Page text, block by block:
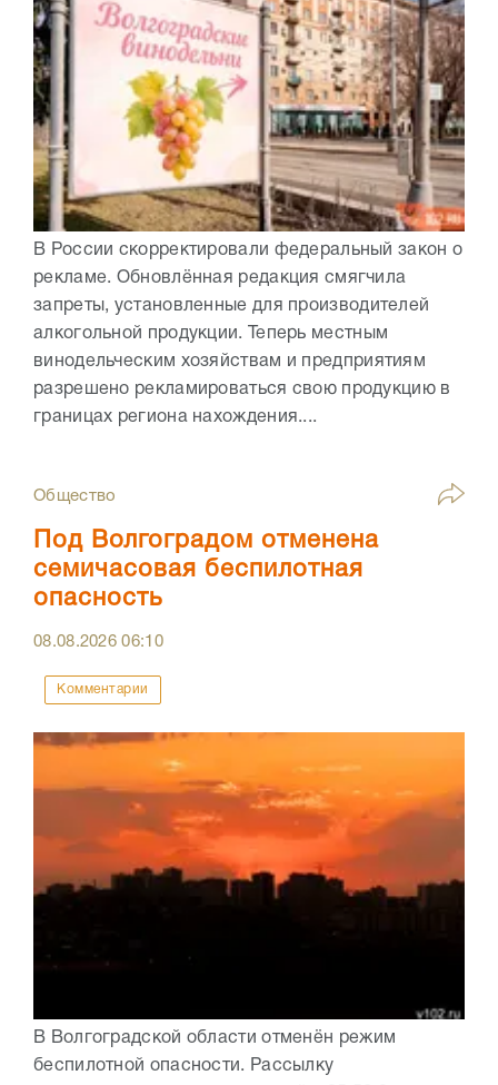
В России скорректировали федеральный закон о
рекламе. Обновлённая редакция смягчила
запреты, установленные для производителей
алкогольной продукции. Теперь местным
винодельческим хозяйствам и предприятиям
разрешено рекламироваться свою продукцию в
границах региона нахождения....
Общество
Под Волгоградом отменена
семичасовая беспилотная
опасность
08.08.202606:10
Комментарии
В Волгоградской области отменён режим
беспилотной опасности. Рассылку